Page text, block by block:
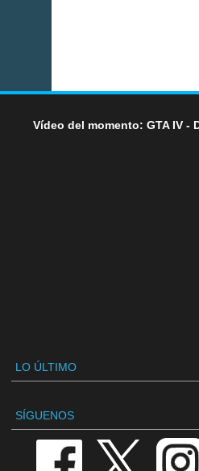
Vídeo del momento: GTA IV -
LO ÚLTIMO
SÍGUENOS